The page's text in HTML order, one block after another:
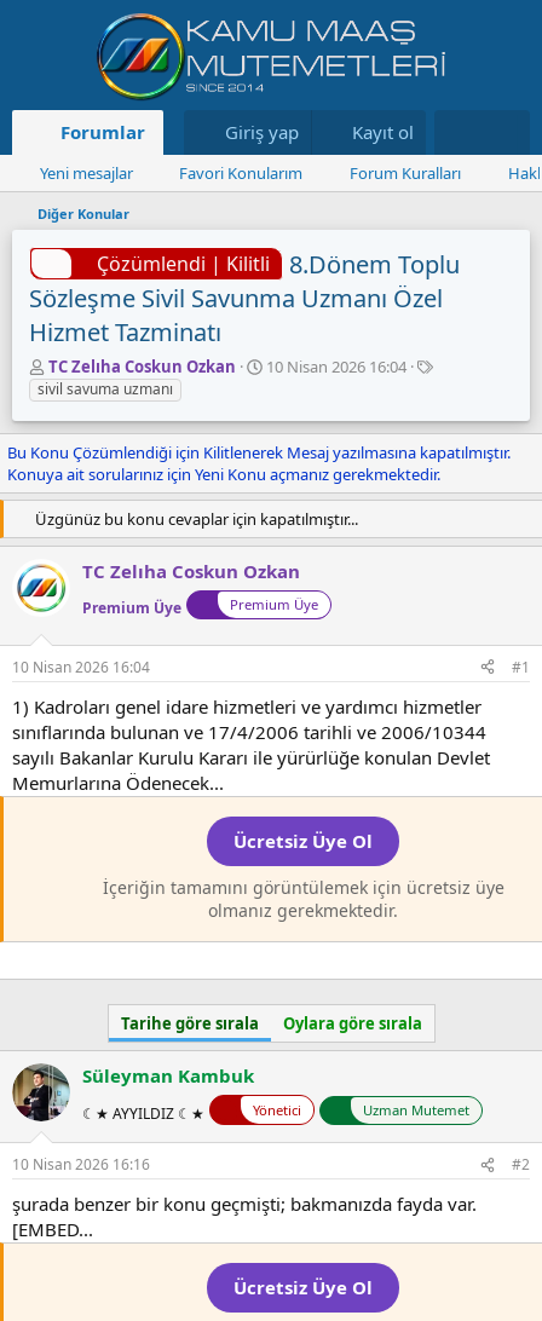
Forumlar Neler yeni Kaynaklar
Giriş yap Kayıt ol
Yeni mesajlar Favori Konularım Forum Kuralları
Diğer Konular
Çözümlendi | Kilitli
8.Dönem Toplu
Sözleşme Sivil Savunma Uzmanı Özel
Hizmet Tazminatı
K
o
n
u
y
u
B
a
ş
l
a
t
n
TC Zelıha Coskun Ozkan
B
l
a
n
g
ı
ç
t
a
r
i
h
10 Nisan 2026 16:04
E
k
e
t
l
r
sivil savuma uzmanı
Bu Konu Çözümlendiği için Kilitlenerek Mesaj yazılmasına kapatılmıştır.
Konuya ait sorularınız için Yeni Konu açmanız gerekmektedir.
Üzgünüz bu konu cevaplar için kapatılmıştır...
TC Zelıha Coskun Ozkan
Premium Üye Premium Üye
10 Nisan 2026 16:04 #1
1) Kadroları genel idare hizmetleri ve yardımcı hizmetler
sınıflarında bulunan ve 17/4/2006 tarihli ve 2006/10344
sayılı Bakanlar Kurulu Kararı ile yürürlüğe konulan Devlet
Memurlarına Ödenecek...
Ücretsiz Üye Ol
İçeriğin tamamını görüntülemek için ücretsiz üye
olmanız gerekmektedir.
Tarihe göre sırala Oylara göre sırala
Süleyman Kambuk
☾★ AYYILDIZ ☾★ Yönetici Uzman Mutemet
10 Nisan 2026 16:16 #2
şurada benzer bir konu geçmişti; bakmanızda fayda var.
[EMBED...
Ücretsiz Üye Ol